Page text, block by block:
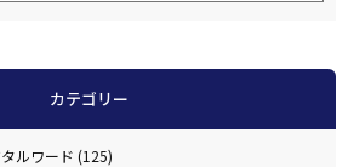
カテゴリー
ルワード (125)